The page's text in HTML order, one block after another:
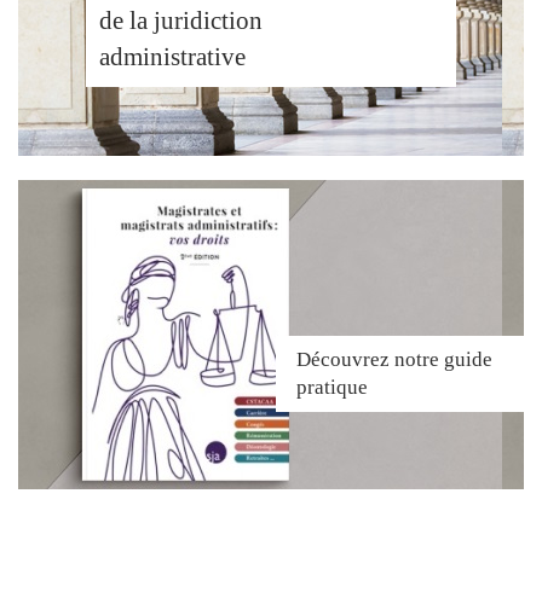
de la juridiction
administrative
Découvrez notre guide
pratique